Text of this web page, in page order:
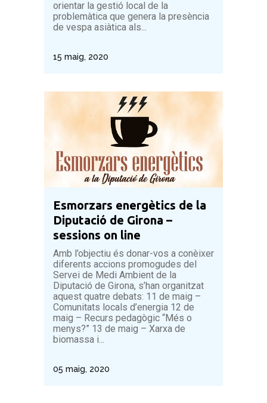
orientar la gestió local de la
problemàtica que genera la presència
de vespa asiàtica als...
15 maig, 2020
Esmorzars energètics de la
Diputació de Girona –
sessions on line
Amb l’objectiu és donar-vos a conèixer
diferents accions promogudes del
Servei de Medi Ambient de la
Diputació de Girona, s’han organitzat
aquest quatre debats: 11 de maig –
Comunitats locals d’energia 12 de
maig – Recurs pedagògic “Més o
menys?” 13 de maig – Xarxa de
biomassa i...
05 maig, 2020